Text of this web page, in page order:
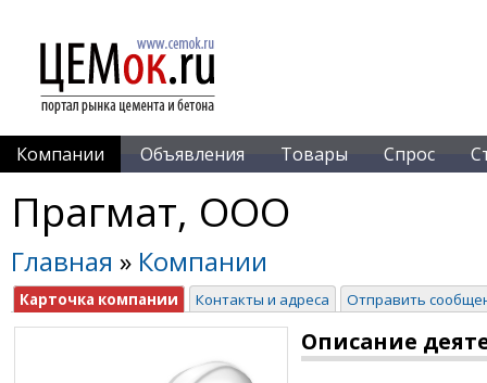
Компании Объявления Товары Спрос
Прагмат, ООО
Главная » Компании
Карточка компании Контакты и адреса Отправить
Описание